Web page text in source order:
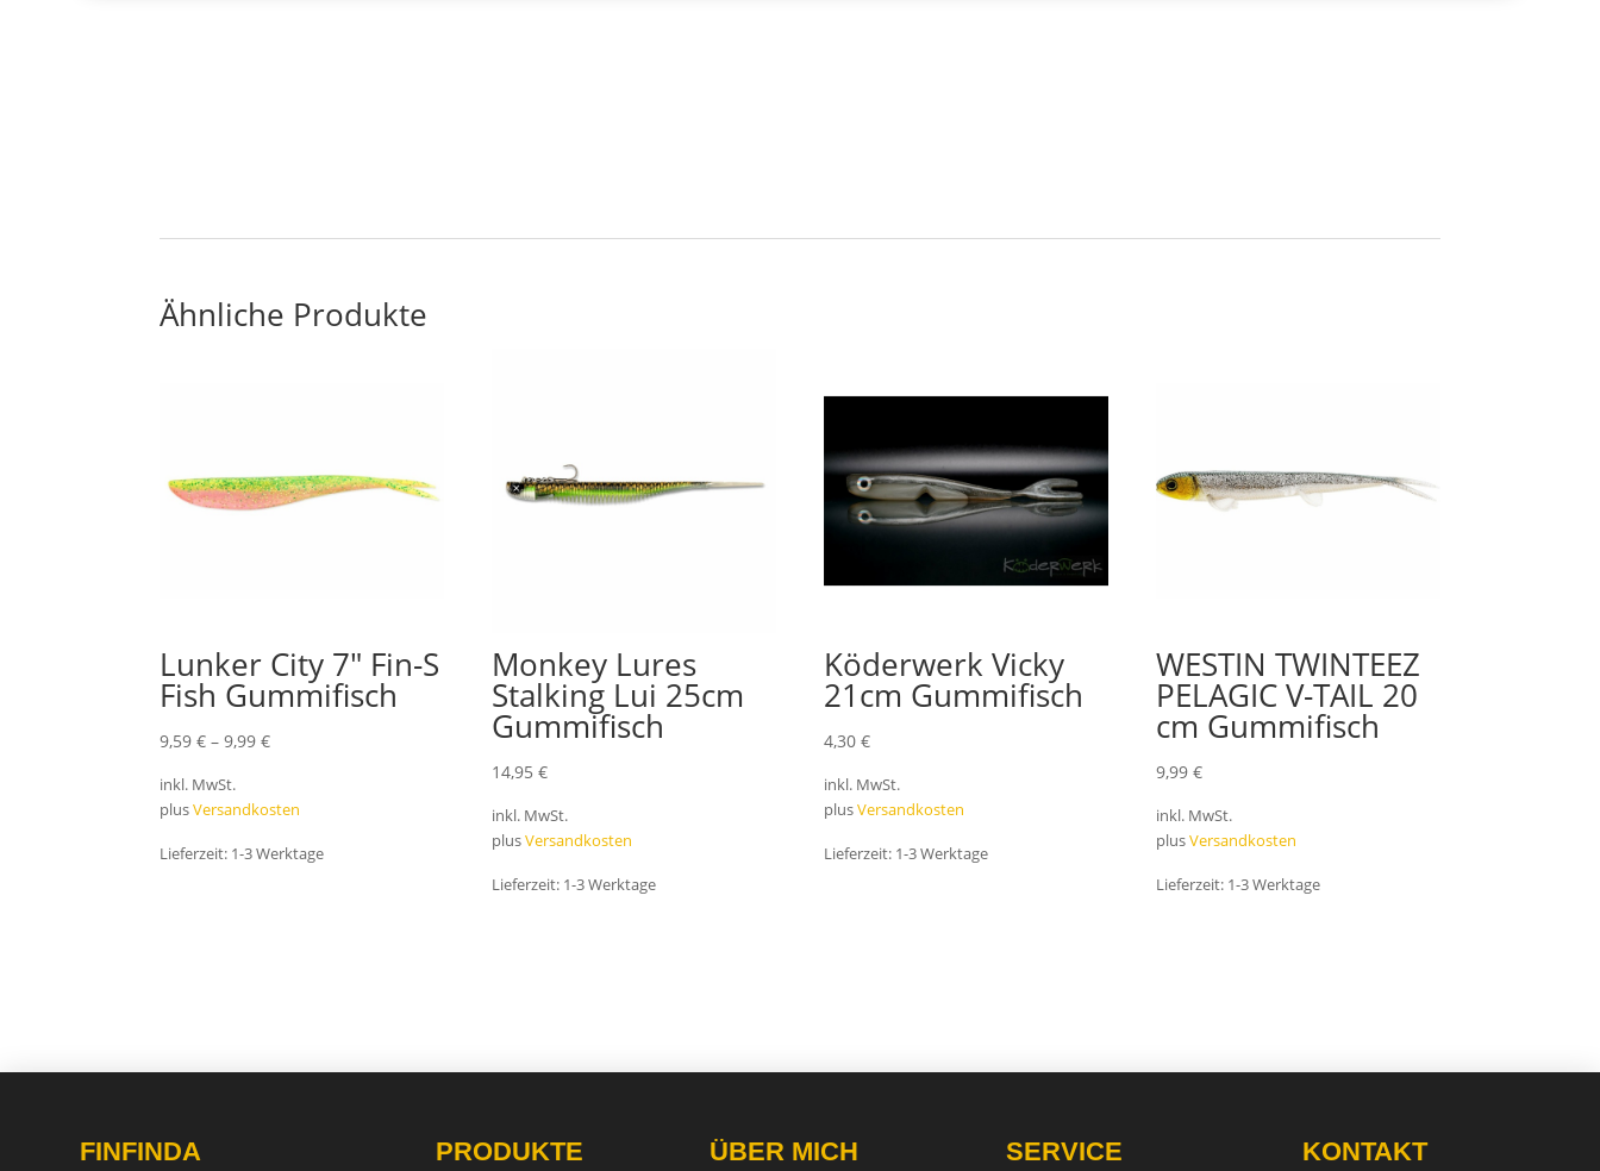
Ähnliche Produkte
Lunker City 7″ Fin-S
Fish Gummifisch
9,59€ –9,99€
inkl. MwSt.
plusVersandkosten
Lieferzeit: 1-3 Werktage
Monkey Lures
Stalking Lui 25cm
Gummifisch
14,95€
inkl. MwSt.
plusVersandkosten
Lieferzeit: 1-3 Werktage
Köderwerk Vicky
21cm Gummifisch
4,30€
inkl. MwSt.
plusVersandkosten
Lieferzeit: 1-3 Werktage
WESTIN TWINTEEZ
PELAGIC V-TAIL 20
cm Gummifisch
9,99€
inkl. MwSt.
plusVersandkosten
Lieferzeit: 1-3 Werktage
FINFINDA PRODUKTE ÜBER MICH SERVICE KONTAKT